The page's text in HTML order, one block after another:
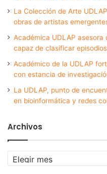
La Colección de Arte
obras de artistas
Académica UDLAP
capaz de clasificar
Académico de la UDLAP
con estancia de
La UDLAP, punto de
en bioinformática y redes
Archivos
Archivos